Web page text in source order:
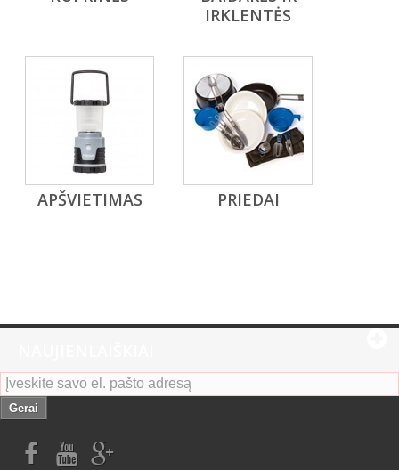
IRKLENTĖS
APŠVIETIMAS PRIEDAI
Gerai